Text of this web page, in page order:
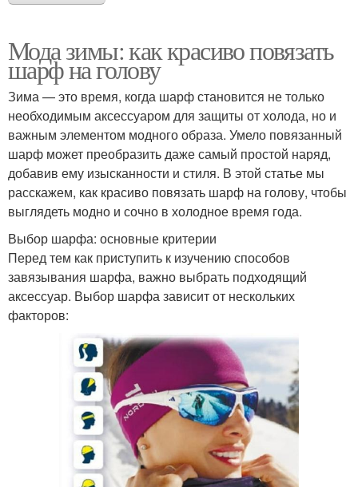
Мода зимы: как красиво повязать
шарф на голову
Зима — это время, когда шарф становится не только
необходимым аксессуаром для защиты от холода, но и
важным элементом модного образа. Умело повязанный
шарф может преобразить даже самый простой наряд,
добавив ему изысканности и стиля. В этой статье мы
расскажем, как красиво повязать шарф на голову, чтобы
выглядеть модно и сочно в холодное время года.
Выбор шарфа: основные критерии
Перед тем как приступить к изучению способов
завязывания шарфа, важно выбрать подходящий
аксессуар. Выбор шарфа зависит от нескольких
факторов: